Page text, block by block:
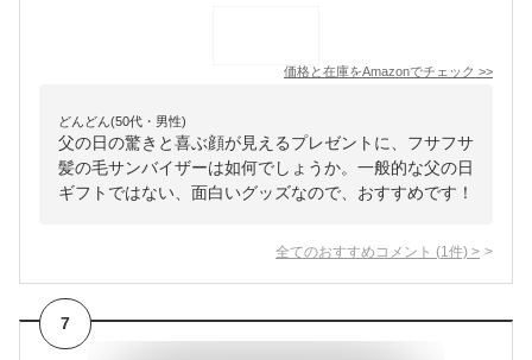
価格と在庫をAmazonでチェック >>
どんどん(50代・男性)
父の日の驚きと喜ぶ顔が見えるプレゼントに、フサフサ
髪の毛サンバイザーは如何でしょうか。一般的な父の日
ギフトではない、面白いグッズなので、おすすめです！
全てのおすすめコメント (1 件) >
7